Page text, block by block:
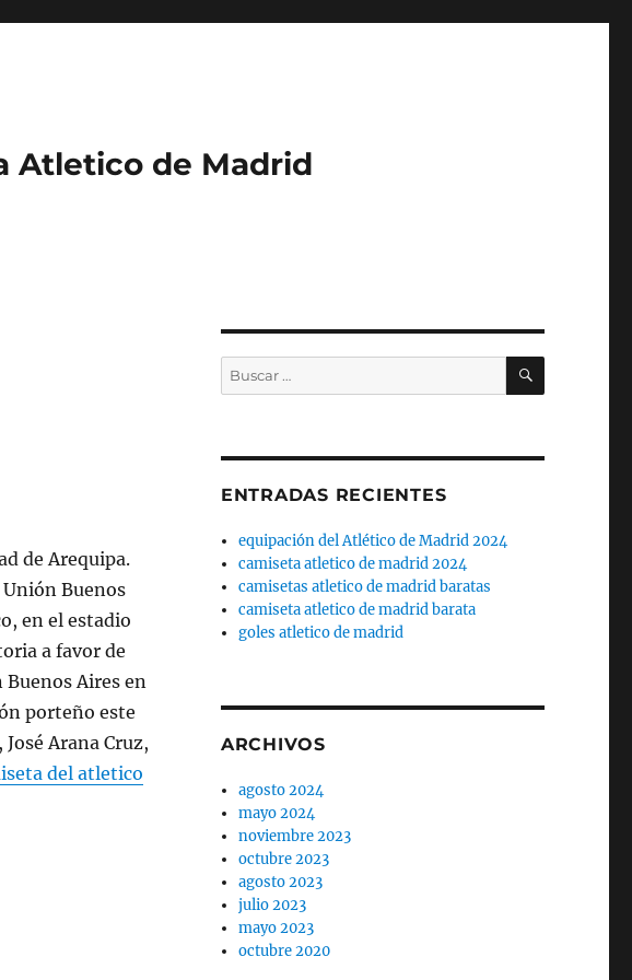
Atletico de Madrid
de Arequipa.
Buenos
en el estadio
a favor de
Buenos Aires en
porteño este
Arana Cruz,
del atletico
Buscar
por:
BUSCAR
ENTRADAS RECIENTES
equipación del Atlético de Madrid 2024
camiseta atletico de madrid 2024
camisetas atletico de madrid baratas
camiseta atletico de madrid barata
goles atletico de madrid
ARCHIVOS
agosto 2024
mayo 2024
noviembre 2023
octubre 2023
agosto 2023
julio 2023
mayo 2023
octubre 2020